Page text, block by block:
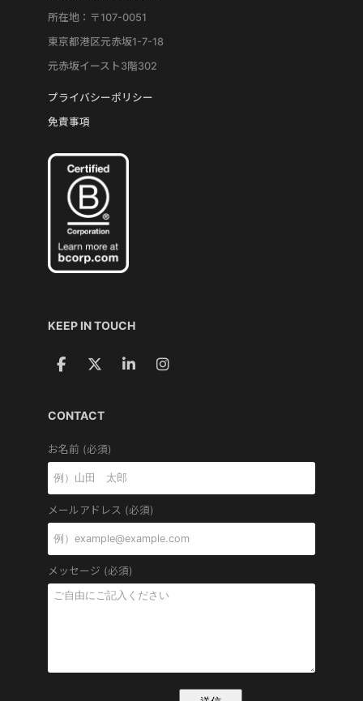
所在地：〒107-0051
東京都港区元赤坂1-7-18
元赤坂イースト3階302
プライバシーポリシー
免責事項
KEEP IN TOUCH
CONTACT
お名前 (必須)
メールアドレス (必須)
メッセージ (必須)